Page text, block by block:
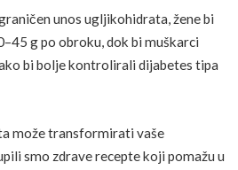
unos ugljikohidrata, žene bi
g po obroku, dok bi muškarci
bi bolje kontrolirali dijabetes tipa
može transformirati vaše
smo zdrave recepte koji pomažu u